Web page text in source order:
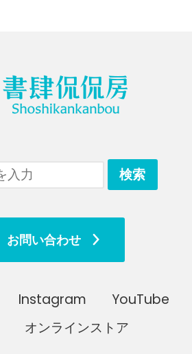
お問い合わせ
Instagram
YouTube
オンラインストア